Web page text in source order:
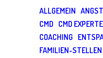
ALLGEMEIN ANGST
CMD CMD EXPERTE
COACHING
FAMILIEN-STELLEN